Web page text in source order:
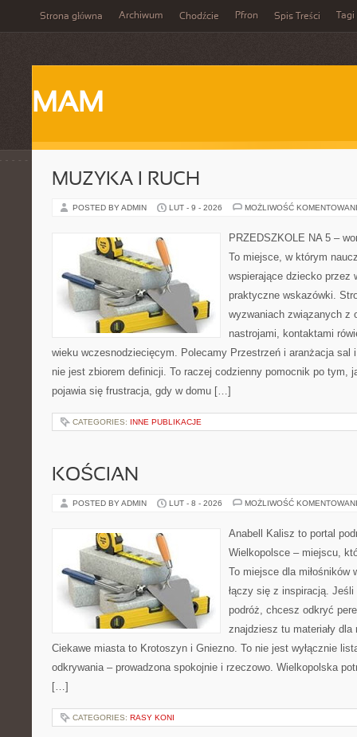
Strona główna Archiwum Chodźcie Pfron Spis Treści Tagi
MAM
MUZYKA I RUCH
POSTED BY ADMIN LUT - 9 - 2026 MOŻLIWOŚĆ
PRZEDSZKOLE NA 5 –
To miejsce, w którym
wspierające dziecko przez
praktyczne wskazówki.
wyzwaniach związanych z
nastrojami, kontaktami
wieku wczesnodziecięcym. Polecamy Przestrzeń i aranżacja sal
nie jest zbiorem definicji. To raczej codzienny pomocnik po tym,
pojawia się frustracja, gdy w domu […]
CATEGORIES: INNE PUBLIKACJE
KOŚCIAN
POSTED BY ADMIN LUT - 8 - 2026 MOŻLIWOŚĆ
Anabell Kalisz to portal
Wielkopolsce – miejscu,
To miejsce dla miłośników
łączy się z inspiracją.
podróż, chcesz odkryć
znajdziesz tu materiały
Ciekawe miasta to Krotoszyn i Gniezno. To nie jest wyłącznie
odkrywania – prowadzona spokojnie i rzeczowo. Wielkopolska
[…]
CATEGORIES: RASY KONI